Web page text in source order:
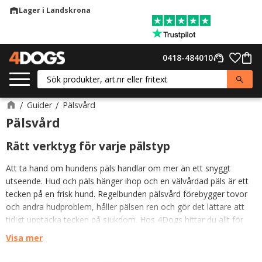
warehouseLager i Landskrona
support_agent
0418-484010
Guider Pälsvård
Pälsvård
Rätt verktyg för varje pälstyp
Att ta hand om hundens päls handlar om mer än ett snyggt
utseende. Hud och päls hänger ihop och en välvårdad päls är ett
tecken på en frisk hund. Regelbunden pälsvård förebygger tovor
och andra hudproblem, håller pälsen ren och gör det lättare att
tidigt upptäcka tecken på sjukdom. Hos 4Dogs hittar du allt för
god pälsvård, oavsett vilken pälstyp din hund har.
Visa mer